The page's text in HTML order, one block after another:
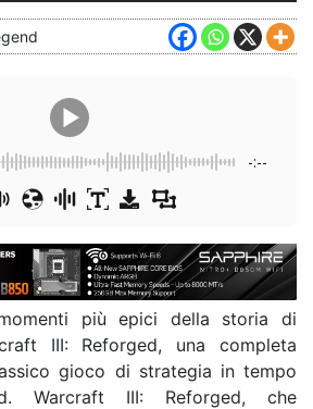
-:--
più epici della storia di
III: Reforged, una completa
gioco di strategia in tempo
Warcraft III: Reforged, che